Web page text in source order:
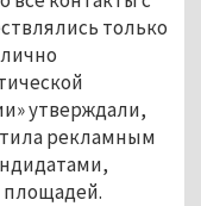
только
утверждали,
рекламным
площадей.